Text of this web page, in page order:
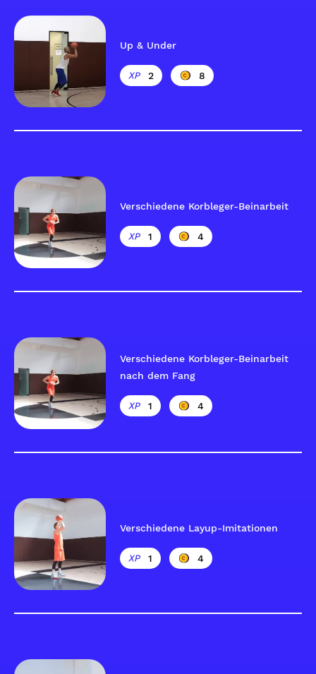
Up & Under
2 8
Verschiedene Korbleger-Beinarbeit
1 4
Verschiedene Korbleger-Beinarbeit
nach dem Fang
1 4
Verschiedene Layup-Imitationen
1 4